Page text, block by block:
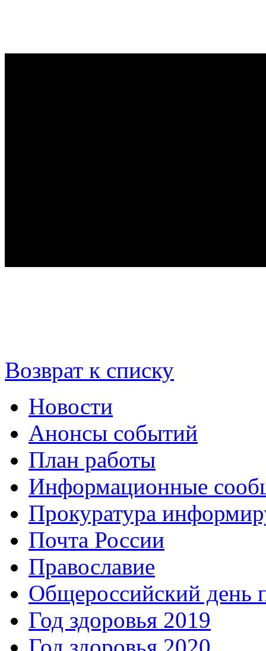
Возврат к списку
Новости
Анонсы событий
План работы
Информационные
Прокуратура
Почта России
Православие
Общероссийский день
Год здоровья 2019